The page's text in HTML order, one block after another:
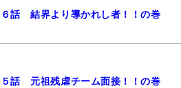
話 結界より導かれし者！！の巻
話 元祖残虐チーム面接！！の巻